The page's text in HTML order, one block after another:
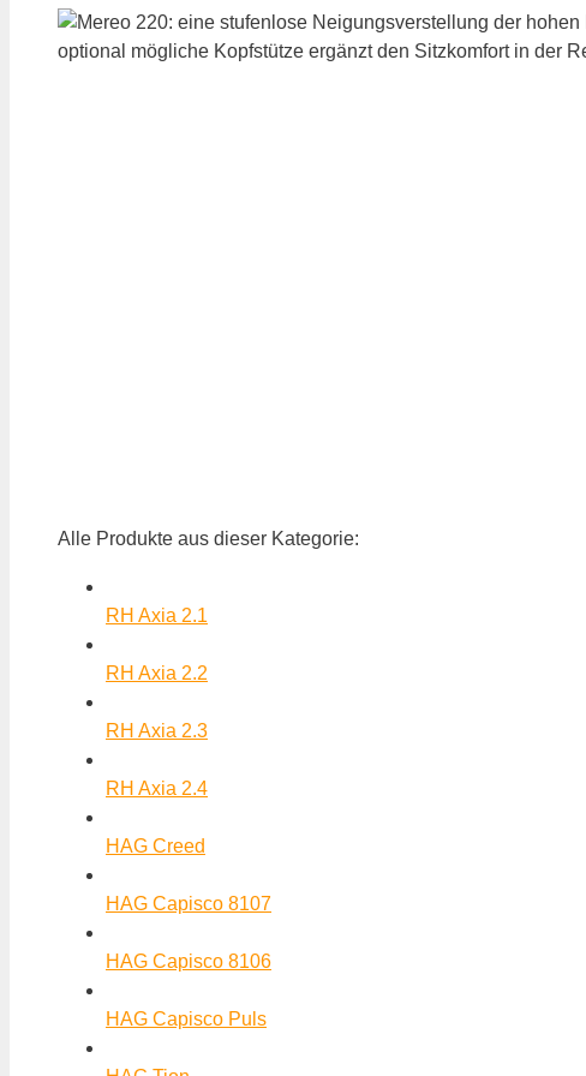
Alle Produkte aus dieser Kategorie:
RH Axia 2.1
RH Axia 2.2
RH Axia 2.3
RH Axia 2.4
HAG Creed
HAG Capisco 8107
HAG Capisco 8106
HAG Capisco Puls